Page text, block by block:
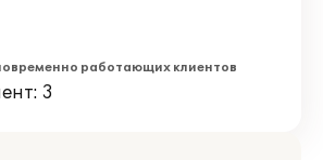
работающих клиентов
3